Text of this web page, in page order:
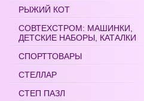
РЫЖИЙ КОТ
СОВТЕХСТРОМ: МАШИНКИ,
ДЕТСКИЕ НАБОРЫ, КАТАЛКИ
СПОРТТОВАРЫ
СТЕЛЛАР
СТЕП ПАЗЛ